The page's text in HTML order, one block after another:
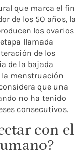
que marca el fin
de los 50 años, la
los ovarios
llamada
de los
de la bajada
menstruación
que una
no ha tenido
consecutivos.
con el